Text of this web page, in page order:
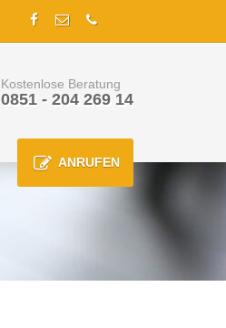
Kostenlose Beratung
0851 - 204 269 14
ANRUFEN